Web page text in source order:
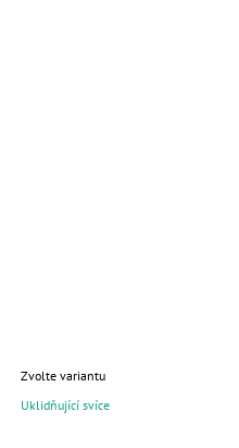
Zvolte variantu
Uklidňující svíce